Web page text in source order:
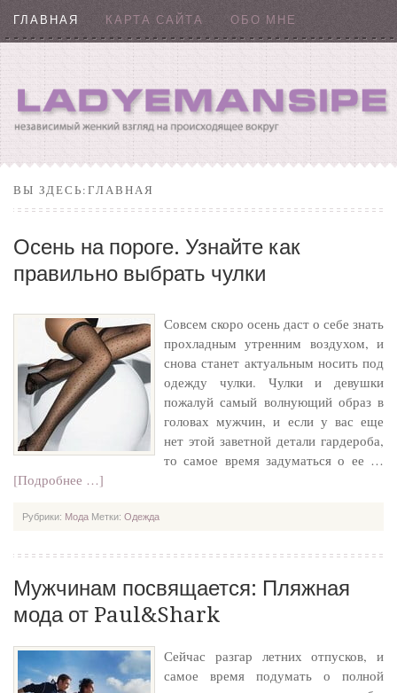
ГЛАВНАЯ КАРТА САЙТА ОБО МНЕ
ВЫ ЗДЕСЬ:ГЛАВНАЯ
Осень на пороге. Узнайте как
правильно выбрать чулки
Совсем скоро осень даст о себе знать
прохладным утренним воздухом, и
снова станет актуальным носить под
одежду чулки. Чулки и девушки
пожалуй самый волнующий образ в
головах мужчин, и если у вас еще
нет этой заветной детали гардероба,
то самое время задуматься о ее …
[Подробнее …]
Рубрики: Мода Метки: Одежда
Мужчинам посвящается: Пляжная
мода от Paul&Shark
Сейчас разгар летних отпусков, и
самое время подумать о полной